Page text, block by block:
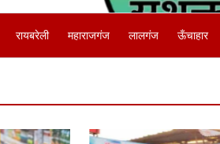
रायबरेली महाराजगंज लालगंज ऊँचाहार